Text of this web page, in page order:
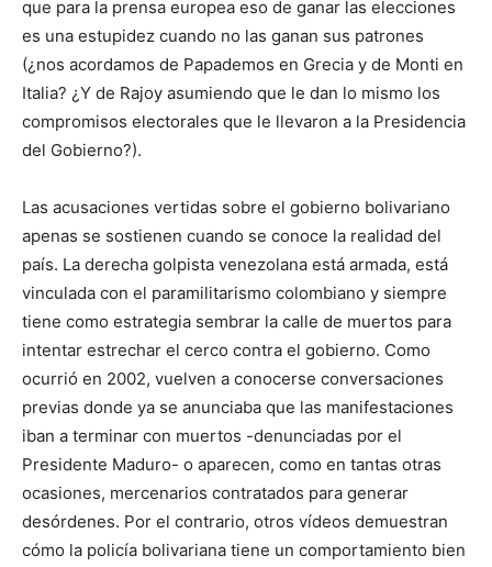
que para la prensa europea eso de ganar las elecciones
es una estupidez cuando no las ganan sus patrones
(¿nos acordamos de Papademos en Grecia y de Monti en
Italia? ¿Y de Rajoy asumiendo que le dan lo mismo los
compromisos electorales que le llevaron a la Presidencia
del Gobierno?).
Las acusaciones vertidas sobre el gobierno bolivariano
apenas se sostienen cuando se conoce la realidad del
país. La derecha golpista venezolana está armada, está
vinculada con el paramilitarismo colombiano y siempre
tiene como estrategia sembrar la calle de muertos para
intentar estrechar el cerco contra el gobierno. Como
ocurrió en 2002, vuelven a conocerse conversaciones
previas donde ya se anunciaba que las manifestaciones
iban a terminar con muertos -denunciadas por el
Presidente Maduro- o aparecen, como en tantas otras
ocasiones, mercenarios contratados para generar
desórdenes. Por el contrario, otros vídeos demuestran
cómo la policía bolivariana tiene un comportamiento bien